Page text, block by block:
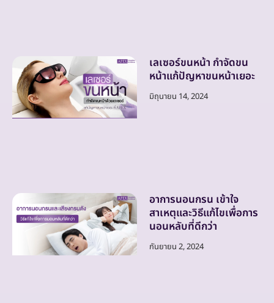
เลเซอร์ขนหน้า กำจัดขน
หน้าแก้ปัญหาขนหน้าเยอะ
มิถุนายน 14, 2024
อาการนอนกรน เข้าใจ
สาเหตุและวิธีแก้ไขเพื่อการ
นอนหลับที่ดีกว่า
กันยายน 2, 2024